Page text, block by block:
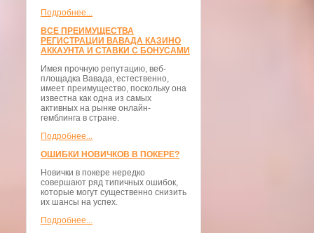
Подробнее...
ВСЕ ПРЕИМУЩЕСТВА
РЕГИСТРАЦИИ ВАВАДА КАЗИНО
АККАУНТА И СТАВКИ С БОНУСАМИ
Имея прочную репутацию, веб-
площадка Вавада, естественно,
имеет преимущество, поскольку она
известна как одна из самых
активных на рынке онлайн-
гемблинга в стране.
Подробнее...
ОШИБКИ НОВИЧКОВ В ПОКЕРЕ?
Новички в покере нередко
совершают ряд типичных ошибок,
которые могут существенно снизить
их шансы на успех.
Подробнее...